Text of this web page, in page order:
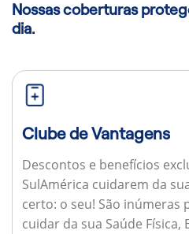
Nossas coberturas
dia.
Clube de Vantagens
Descontos e benefícios
SulAmérica cuidarem da
certo: o seu! São inúmeras
cuidar da sua Saúde Física,